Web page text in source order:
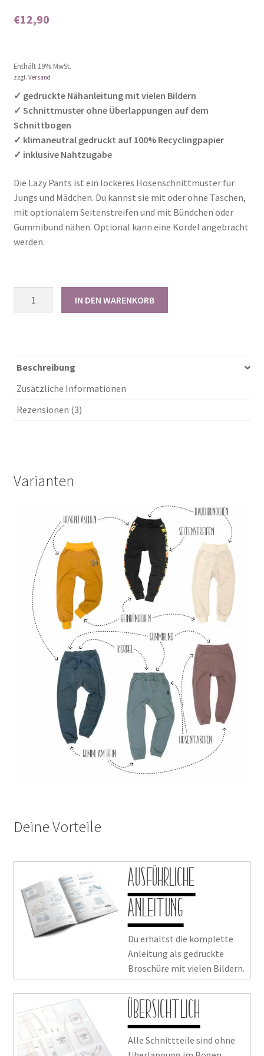
basierend auf
€12,90
Enthält 19% MwSt.
zzgl. Versand
✓ gedruckte Nähanleitung mit vielen Bildern
✓ Schnittmuster ohne Überlappungen auf dem
Schnittbogen
✓ klimaneutral gedruckt auf 100% Recyclingpapier
✓ inklusive Nahtzugabe
Die Lazy Pants ist ein lockeres Hosenschnittmuster für
Jungs und Mädchen. Du kannst sie mit oder ohne Taschen,
mit optionalem Seitenstreifen und mit Bündchen oder
Gummibund nähen. Optional kann eine Kordel angebracht
werden.
Menge
IN DEN WARENKORB
Beschreibung
Zusätzliche Informationen
Rezensionen (3)
Varianten
Deine Vorteile
Ausführliche
Anleitung
Du erhältst die komplette
Anleitung als gedruckte
Broschüre mit vielen Bildern.
Übersichtlich
Alle Schnittteile sind ohne